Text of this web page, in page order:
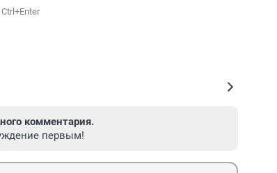
комментария.
первым!